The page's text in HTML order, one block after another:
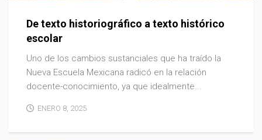
De texto historiográfico a texto histórico
escolar
Uno de los cambios sustanciales que ha traído la
Nueva Escuela Mexicana radicó en la relación
docente-conocimiento, ya que idealmente...
ENERO 8, 2025